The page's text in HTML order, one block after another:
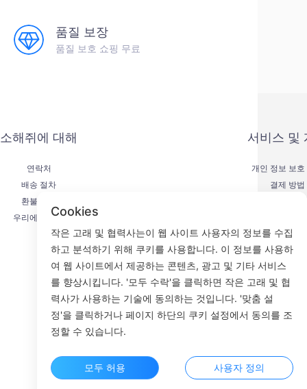
품질 보장
품질 보호 쇼핑 무료
소해쥐에 대해
연락처
배송 절차
환불 절차
우리에 대하여
서비스 및
개인 정보 보호
결제 방법
ROOM
Cookies
작은 고래 및 협력사는이 웹 사이트 사용자의 정보를 수집
하고 분석하기 위해 쿠키를 사용합니다. 이 정보를 사용하
여 웹 사이트에서 제공하는 콘텐츠, 광고 및 기타 서비스
를 향상시킵니다. '모두 수락'을 클릭하면 작은 고래 및 협
력사가 사용하는 기술에 동의하는 것입니다. '맞춤 설
정'을 클릭하거나 페이지 하단의 쿠키 설정에서 동의를 조
정할 수 있습니다.
모두 허용 사용자 정의